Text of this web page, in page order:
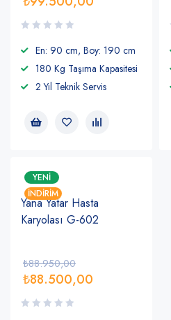
En: 90 cm, Boy: 190 cm
180 Kg Taşıma Kapasitesi
2 Yıl Teknik Servis
YENI
İNDIRIM
Yana Yatar Hasta
Karyolası G-602
₺88.950,00
₺88.500,00